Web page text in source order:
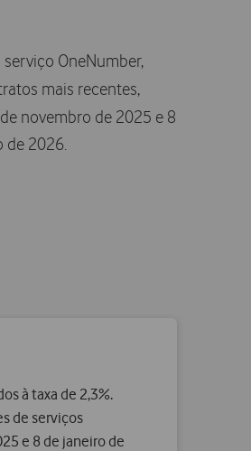
OneNumber,
mais recentes,
novembro de 2025 e 8
de 2026.
à taxa de 2,3%.
de serviços
e 8 de janeiro de